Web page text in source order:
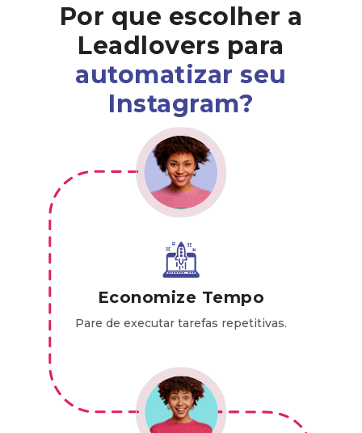
Por que escolher a
Leadlovers para
automatizar seu
Instagram?
Economize Tempo
Pare de executar tarefas repetitivas.